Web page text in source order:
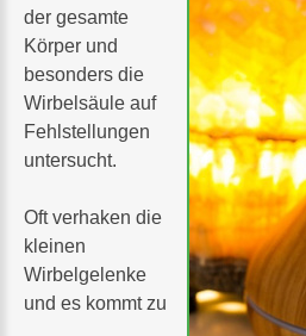
der gesamte
Körper und
besonders die
Wirbelsäule auf
Fehlstellungen
untersucht.
Oft verhaken die
kleinen
Wirbelgelenke
und es kommt zu